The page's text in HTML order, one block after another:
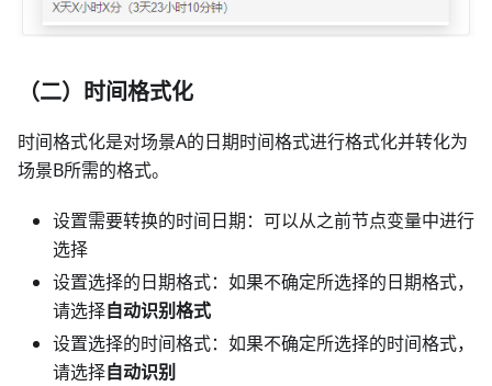
（二）时间格式化
时间格式化是对场景A的日期时间格式进行格式化并转化为
场景B所需的格式。
设置需要转换的时间日期：可以从之前节点变量中进行
选择
设置选择的日期格式：如果不确定所选择的日期格式，
请选择自动识别格式
设置选择的时间格式：如果不确定所选择的时间格式，
请选择自动识别